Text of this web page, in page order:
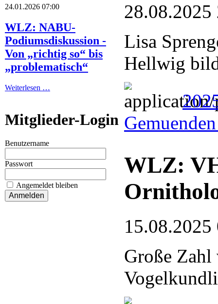
24.01.2026 07:00
WLZ: NABU-
Podiumsdiskussion -
Von „richtig so“ bis
„problematisch“
Weiterlesen …
Mitglieder-Login
Benutzername
Passwort
Angemeldet bleiben
28.08.2025
Lisa
Hellwig
WLZ:
15.08.2025
Große Zahl